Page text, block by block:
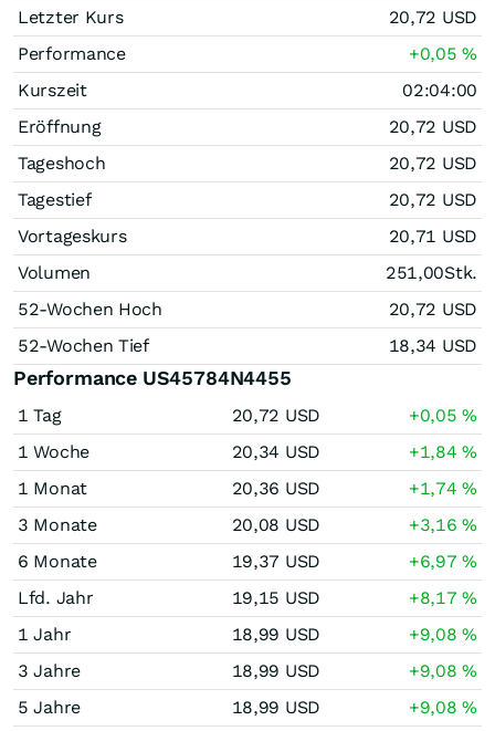
Letzter Kurs
20,72 USD
Performance
+0,05%
Kurszeit
02:04:00
Eröffnung
20,72 USD
Tageshoch
20,72 USD
Tagestief
20,72 USD
Vortageskurs
20,71 USD
Volumen
251,00Stk.
52-Wochen Hoch
20,72 USD
52-Wochen Tief
18,34 USD
Performance US45784N4455
1 Tag 20,72 USD +0,05%
1 Woche
20,34 USD +1,84%
1 Monat
20,36 USD +1,74%
3 Monate
20,08 USD +3,16%
6 Monate
19,37 USD +6,97%
Lfd. Jahr
19,15 USD +8,17%
1 Jahr
18,99 USD +9,08%
3 Jahre
18,99 USD +9,08%
5 Jahre
18,99 USD +9,08%